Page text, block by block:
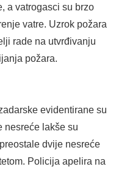
a vatrogasci su brzo
vatre. Uzrok požara
rade na utvrđivanju
požara.
evidentirane su
nesreće lakše su
dvije nesreće
Policija apelira na